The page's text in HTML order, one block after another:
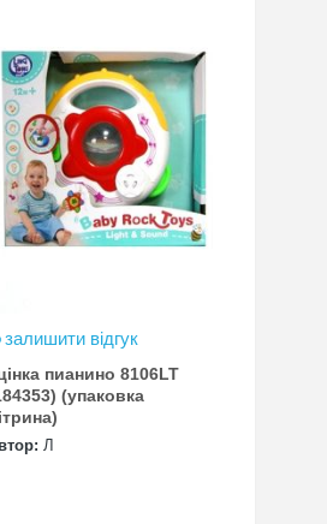
залишити відгук
пианино 8106LT
(упаковка
Л